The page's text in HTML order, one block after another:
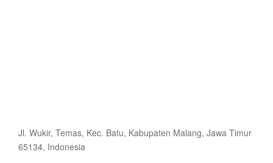
Jl. Wukir, Temas, Kec. Batu, Kabupaten Malang, Jawa Timur
65134, Indonesia